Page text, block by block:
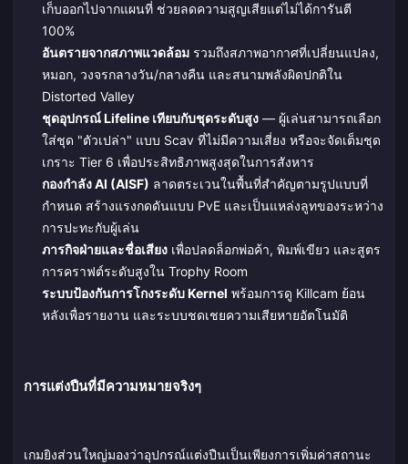
เก็บออกไปจากแผนที่ ช่วยลดความสูญเสียแต่ไม่ได้การันตี
100%
อันตรายจากสภาพแวดล้อมรวมถึงสภาพอากาศที่เปลี่ยนแปลง,
หมอก, วงจรกลางวัน/กลางคืน และสนามพลังผิดปกติใน
Distorted Valley
ชุดอุปกรณ์ Lifeline เทียบกับชุดระดับสูง— ผู้เล่นสามารถเลือก
ใส่ชุด "ตัวเปล่า" แบบ Scav ที่ไม่มีความเสี่ยง หรือจะจัดเต็มชุด
เกราะ Tier 6 เพื่อประสิทธิภาพสูงสุดในการสังหาร
กองกำลัง AI (AISF) ลาดตระเวนในพื้นที่สำคัญตามรูปแบบที่
กำหนด สร้างแรงกดดันแบบ PvE และเป็นแหล่งลูทของระหว่าง
การปะทะกับผู้เล่น
ภารกิจฝ่ายและชื่อเสียงเพื่อปลดล็อกพ่อค้า, พิมพ์เขียว และสูตร
การคราฟต์ระดับสูงใน Trophy Room
ระบบป้องกันการโกงระดับ Kernel พร้อมการดู Killcam ย้อน
หลังเพื่อรายงาน และระบบชดเชยความเสียหายอัตโนมัติ
การแต่งปืนที่มีความหมายจริงๆ
เกมยิงส่วนใหญ่มองว่าอุปกรณ์แต่งปืนเป็นเพียงการเพิ่มค่าสถานะ